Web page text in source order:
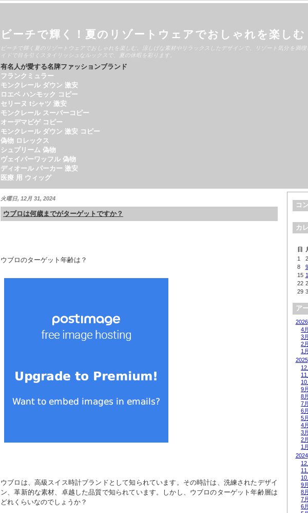
ビーチで輝く！夏のリゾートウェアでおしゃれを楽しむ
ビーチで輝く夏のリゾートウェアでおしゃれを楽しむ。涼しげな素材やリラックスしたデザインで、リゾート気分を満
イドで目を引くスタイリッシュなルックスで、夏の休暇を彩ります。
有名人が愛する名牌ファッションブランド
フランクミュラー
モンクレール ダウン 激安
ロエベ ハンモック コピー
セリーヌ tシャツ 激安
モンクレール スーパーコピー
オーデマピゲ コピー
モンクレール ダウン 激安 コピー
偽物 ロレックス
シュプリーム 偽物
ヴェイパーワッフル 偽物
ディオール パーカー 激安
医療 用 ウィッグ
火曜日, 12月 31, 2024
ウブロは何歳までがターゲットですか？
ウブロのターゲット年齢は？
ウブロは、高級スイス時計ブランドとして知られています。その時計は、洗練されたデザイ
ン、革新的な素材、卓越した品質で知られています。しかし、ウブロのターゲット年齢層は
どれくらいなのでしょうか？
コ
カ
日
1
2
8
9
15
22
29
ア
2026
4月
3月
2月
1月
2025
12
11
10
9月
8月
7月
6月
5月
4月
3月
2月
1月
2024
12
11
10
9月
8月
7月
6月